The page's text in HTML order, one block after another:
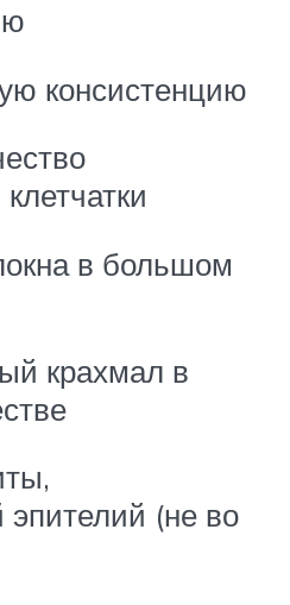
консистенцию
в большом
крахмал в
(не во